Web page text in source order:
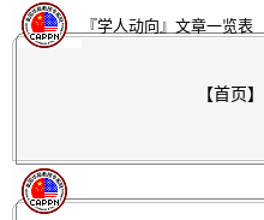
『学人动向』文章一览表
【首页